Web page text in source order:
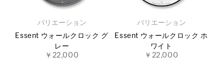
バリエーション
Essent ウォールクロック グ
レー
￥22,000
バリエーション
Essent ウォールクロック ホ
ワイト
￥22,000